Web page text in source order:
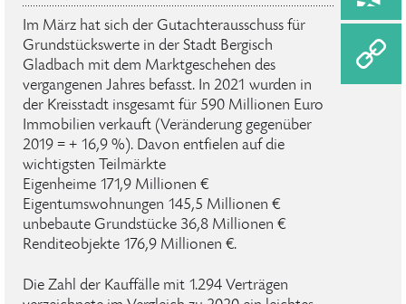
Im März hat sich der Gutachterausschuss für
Grundstückswerte in der Stadt Bergisch
Gladbach mit dem Marktgeschehen des
vergangenen Jahres befasst. In 2021 wurden in
der Kreisstadt insgesamt für 590 Millionen Euro
Immobilien verkauft (Veränderung gegenüber
2019 = + 16,9 %). Davon entfielen auf die
wichtigsten Teilmärkte
Eigenheime 171,9 Millionen €
Eigentumswohnungen 145,5 Millionen €
unbebaute Grundstücke 36,8 Millionen €
Renditeobjekte 176,9 Millionen €.
Die Zahl der Kauffälle mit 1.294 Verträgen